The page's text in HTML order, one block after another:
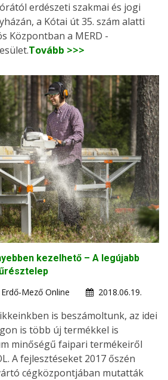
erdészeti szakmai és jogi
a Kótai út 35. szám alatti
Központban a MERD -
Tovább >>>
kezelhető – A legújabb
Mező Online
2018.06.19.
is beszámoltunk, az idei
is több új termékkel is
minőségű faipari termékeiről
A fejlesztéseket 2017 őszén
cégközpontjában mutatták